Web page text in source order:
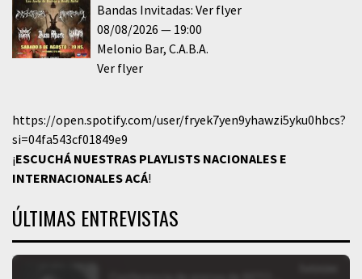
Bandas Invitadas: Ver flyer
08/08/2026
19:00
Melonio Bar C.A.B.A.
Ver flyer
https://open.spotify.com/user/fryek7yen9yhawzi5yku0hbcs?
si=04fa543cf01849e9
¡ESCUCHÁ NUESTRAS PLAYLISTS NACIONALES E
INTERNACIONALESACÁ!
ÚLTIMAS ENTREVISTAS